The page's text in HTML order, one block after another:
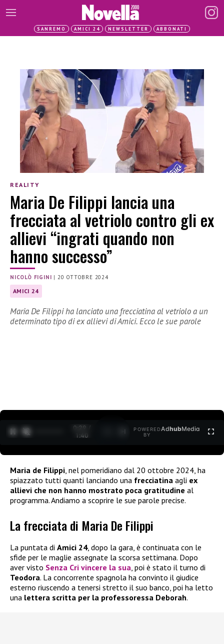
SANREMO AMICI 24 NEWSLETTER ABBONATI
REALITY
Maria De Filippi lancia una
frecciata al vetriolo contro gli ex
allievi “ingrati quando non
hanno successo”
NICOLÒ FIGINI | 20 OTTOBRE 2024
AMICI 24
Maria De Filippi ha lanciato una frecciatina al vetriolo a un
determinato tipo di ex allievi di Amici. Ecco le sue parole
0:30 /
1:40
POWERED
BY
AdhubMedia
Maria de Filippi , nel pomeridiano dal 20 ottobre 2024, ha
spiazzato tutti quanti lanciando una frecciatina agli ex
allievi che non hanno mostrato poca gratitudine al
programma. Andiamo a scoprire le sue parole precise.
La frecciata di Maria De Filippi
La puntata di Amici 24, dopo la gara, è continuata con le
sfide per le maglie assegnate la scorsa settimana. Dopo
aver visto Senza Cri vincere la sua, poi è stato il turno di
Teodora. La concorrente spagnola ha convinto il giudice
esterno riuscendo a tenersi stretto il suo banco, poi ha letto
una lettera scritta per la professoressa Deborah.